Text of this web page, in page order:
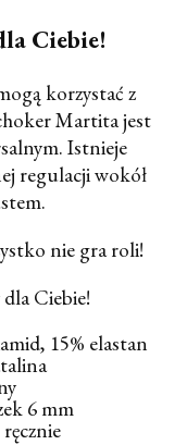
Ciebie!
korzystać z
Martitajest
Istnieje
regulacji wokół
nie gra roli!
Ciebie!
15% elastan
6 mm